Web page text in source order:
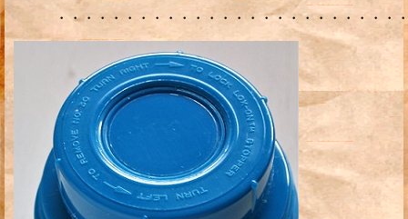
・・・・・・・・・・・・・・・・・・・・・・・・・・